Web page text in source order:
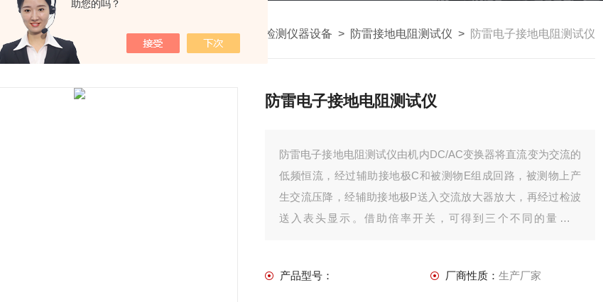
助您的吗？
我的位置：首页>产品中心> 防雷检测仪器设备 > 防雷接地电阻测试仪 > 防雷电子接地电阻测试仪
防雷电子接地电阻测试仪
防雷电子接地电阻测试仪由机内DC/AC变换器将直流变为交流的
低频恒流，经过辅助接地极C和被测物E组成回路，被测物上产
生交流压降，经辅助接地极P送入交流放大器放大，再经过检波
送入表头显示。借助倍率开关，可得到三个不同的量限：
产品型号： 厂商性质： 生产厂家